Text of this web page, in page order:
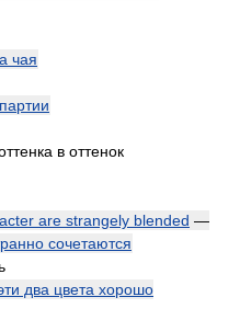
чая
в оттенок
are strangely blended —
сочетаются
два цвета хорошо